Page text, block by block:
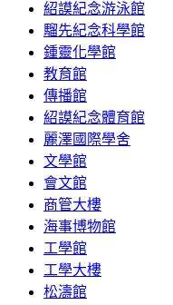
紹謨紀念游泳館
騮先紀念科學館
鍾靈化學館
教育館
傳播館
紹謨紀念體育館
麗澤國際學舍
文學館
會文館
商管大樓
海事博物館
工學館
工學大樓
松濤館